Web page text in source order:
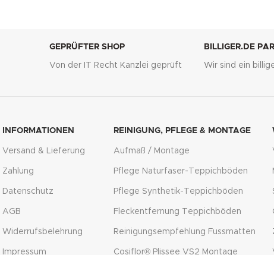
GEPRÜFTER SHOP
Von der IT Recht Kanzlei geprüft
BILLIGER.DE
Wir sind ein
INFORMATIONEN
Versand & Lieferung
Zahlung
Datenschutz
AGB
Widerrufsbelehrung
Impressum
REINIGUNG, PFLEGE & MONTAGE
Aufmaß / Montage
Pflege Naturfaser-Teppichböden
Pflege Synthetik-Teppichböden
Fleckentfernung Teppichböden
Reinigungsempfehlung Fussmatten
Cosiflor® Plissee VS2 Montage